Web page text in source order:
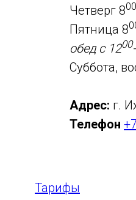
Четверг 800
Пятница 8
обед с 1200
Суббота,
Адрес: г.
Телефон
Тарифы